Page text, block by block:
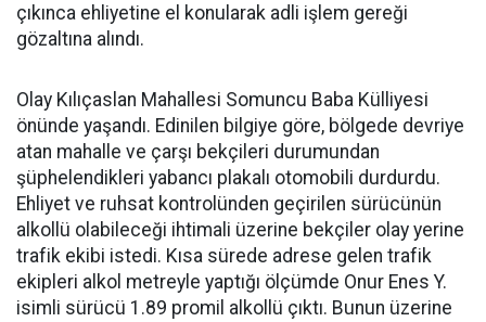
çıkınca ehliyetine el konularak adli işlem gereği
gözaltına alındı.
Olay Kılıçaslan Mahallesi Somuncu Baba Külliyesi
önünde yaşandı. Edinilen bilgiye göre, bölgede devriye
atan mahalle ve çarşı bekçileri durumundan
şüphelendikleri yabancı plakalı otomobili durdurdu.
Ehliyet ve ruhsat kontrolünden geçirilen sürücünün
alkollü olabileceği ihtimali üzerine bekçiler olay yerine
trafik ekibi istedi. Kısa sürede adrese gelen trafik
ekipleri alkol metreyle yaptığı ölçümde Onur Enes Y.
isimli sürücü 1.89 promil alkollü çıktı. Bunun üzerine